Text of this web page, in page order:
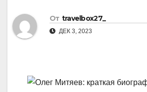
От travelbox27_
ДЕК 3, 2023